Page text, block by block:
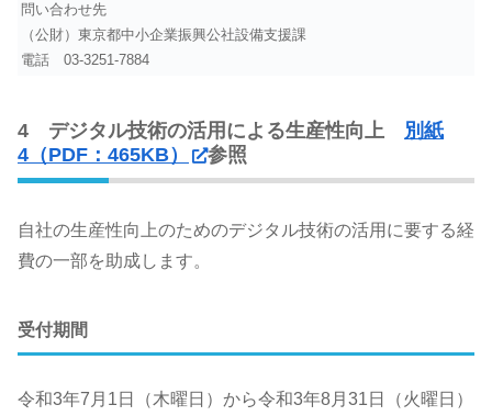
問い合わせ先
（公財）東京都中小企業振興公社設備支援課
電話 03-3251-7884
4 デジタル技術の活用による生産性向上 別紙
4（PDF：465KB）
参照
自社の生産性向上のためのデジタル技術の活用に要する経
費の一部を助成します。
受付期間
令和3年7月1日（木曜日）から令和3年8月31日（火曜日）